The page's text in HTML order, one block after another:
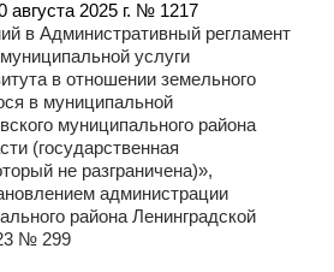
августа 2025 г. № 1217
в Административный регламент
услуги
в отношении земельного
в муниципальной
муниципального района
(государственная
не разграничена)»,
администрации
района Ленинградской
№ 299